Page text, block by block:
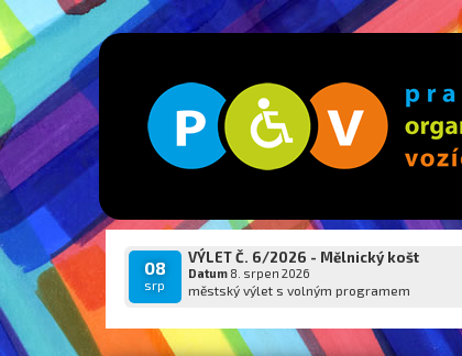
08
srp
VÝLET Č. 6/2026 - Mělnický košt
Datum8. srpen 2026
městský výlet s volným programem